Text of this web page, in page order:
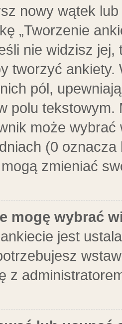
nowy wątek
„Tworzenie
nie widzisz
tworzyć ankiety.
pól,
polu
może
(0
zmieniać
mogę wybrać
jest
z